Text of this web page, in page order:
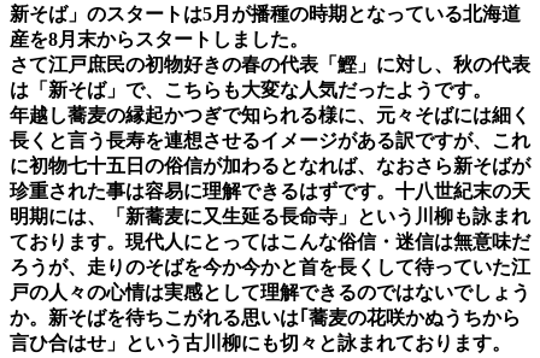
新そば」のスタートは5月が播種の時期となっている北海道
産を8月末からスタートしました。
さて江戸庶民の初物好きの春の代表「鰹」に対し、秋の代表
は「新そば」で、こちらも大変な人気だったようです。
年越し蕎麦の縁起かつぎで知られる様に、元々そばには細く
長くと言う長寿を連想させるイメージがある訳ですが、これ
に初物七十五日の俗信が加わるとなれば、なおさら新そばが
珍重された事は容易に理解できるはずです。十八世紀末の天
明期には、「新蕎麦に又生延る長命寺」という川柳も詠まれ
ております。現代人にとってはこんな俗信・迷信は無意味だ
ろうが、走りのそばを今か今かと首を長くして待っていた江
戸の人々の心情は実感として理解できるのではないでしょう
か。新そばを待ちこがれる思いは｢蕎麦の花咲かぬうちから
言ひ合はせ」という古川柳にも切々と詠まれております。